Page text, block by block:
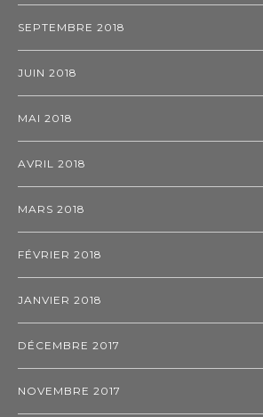
SEPTEMBRE 2018
JUIN 2018
MAI 2018
AVRIL 2018
MARS 2018
FÉVRIER 2018
JANVIER 2018
DÉCEMBRE 2017
NOVEMBRE 2017